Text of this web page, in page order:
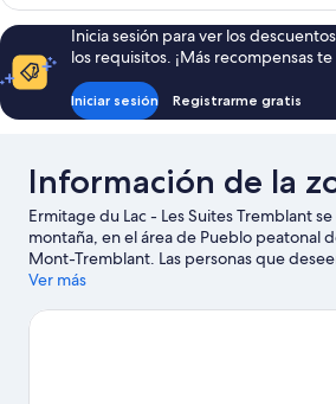
Inicia sesión para ver los
los requisitos. ¡Más recompensas
Iniciar sesión Registrarme gratis
Información de la
Ermitage du Lac - Les Suites Tremblant
montaña, en el área de Pueblo peatonal
Mont-Tremblant. Las personas que
pueden visitar Centro de actividades de
belleza natural del área pueden ir a
Ver más